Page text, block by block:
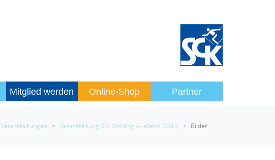
Mitglied werden Online-Shop Partner
Veranstaltungen Veranstaltung 32: 3-König Ausfahrt 2018 Bilder